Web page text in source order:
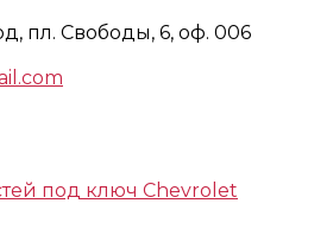
пл. Свободы, 6, оф. 006
под ключ Chevrolet